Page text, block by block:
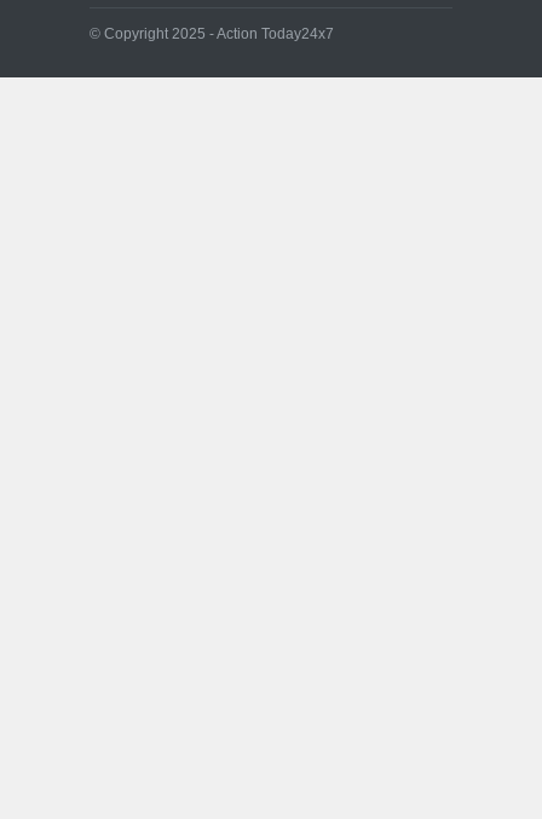
© Copyright 2025 - Action Today24x7